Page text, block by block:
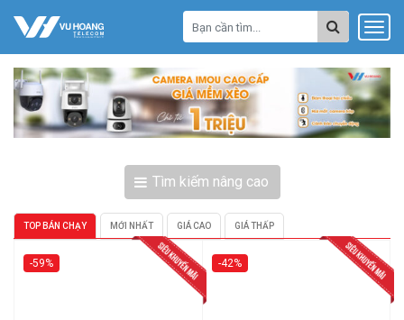
Tìm kiếm nâng cao
TOP BÁN CHẠY MỚI NHẤT GIÁ CAO GIÁ THẤP
-59% -42%